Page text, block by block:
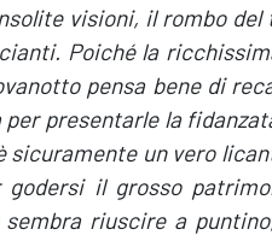
visioni, il rombo
Poiché la
pensa bene di
presentarle la
sicuramente un vero
il grosso
riuscire a